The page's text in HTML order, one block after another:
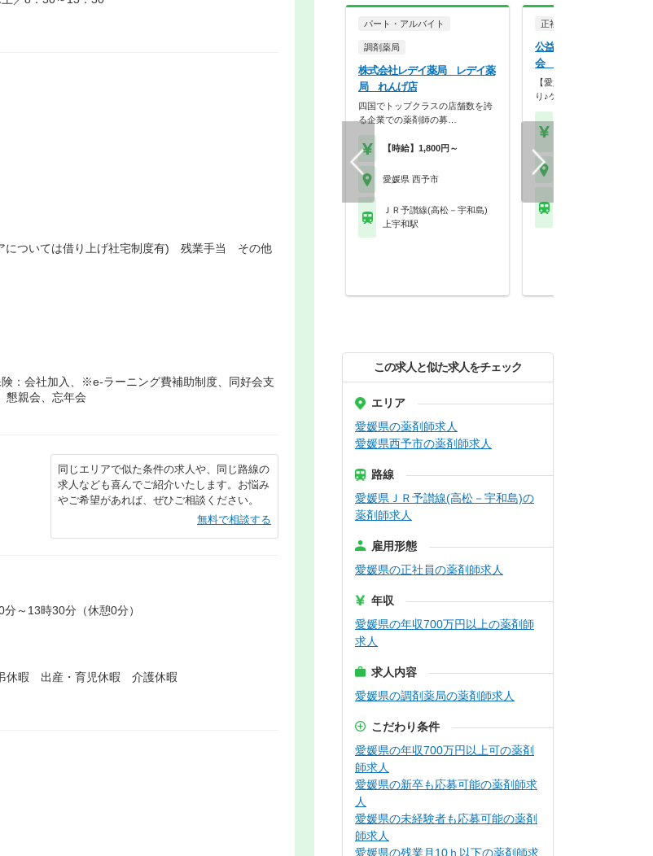
ついては借り上げ社宅制度有) 残業手当 その他
：会社加入、※e-ラーニング費補助制度、同好会支
懇親会、忘年会
同じエリアで似た条件の求人や、同じ路線の
求人なども喜んでご紹介いたします。お悩み
やご希望があれば、ぜひご相談ください。
無料で相談する
～13時30分（休憩0分）
暇 出産・育児休暇 介護休暇
パート・アルバイト
調剤薬局
株式会社レデイ薬局 レデイ薬
局 れんげ店
四国でトップクラスの店舗数を誇
る企業での薬剤師の募…
【時給】1,800円～
愛媛県 西予市
ＪＲ予讃線(高松－宇和島)
上宇和駅
正社員
公益社団法人地域医療振
会 西予市民病院
【愛媛県西予市】地域人材
り♪ケアミックス病院…
この求人と似た求人をチェック
エリア
愛媛県の薬剤師求人
愛媛県西予市の薬剤師求人
路線
愛媛県ＪＲ予讃線(高松－宇和島)の
薬剤師求人
雇用形態
愛媛県の正社員の薬剤師求人
年収
愛媛県の年収700万円以上の薬剤師
求人
求人内容
愛媛県の調剤薬局の薬剤師求人
こだわり条件
愛媛県の年収700万円以上可の薬剤
師求人
愛媛県の新卒も応募可能の薬剤師求
人
愛媛県の未経験者も応募可能の薬剤
師求人
愛媛県の残業月10ｈ以下の薬剤師求